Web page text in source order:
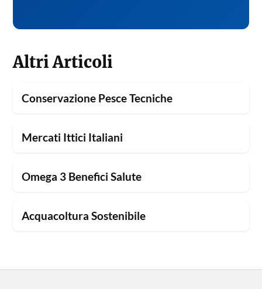
Altri Articoli
Conservazione Pesce Tecniche
Mercati Ittici Italiani
Omega 3 Benefici Salute
Acquacoltura Sostenibile